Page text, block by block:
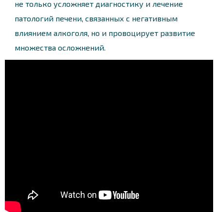
не только усложняет диагностику и лечение
патологий печени, связанных с негативным
влиянием алкоголя, но и провоцирует развитие
множества осложнений.